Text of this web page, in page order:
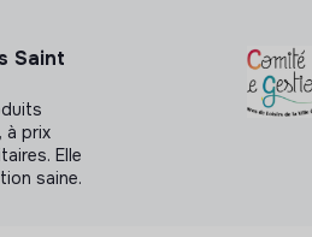
Saint
à prix
Elle
saine.